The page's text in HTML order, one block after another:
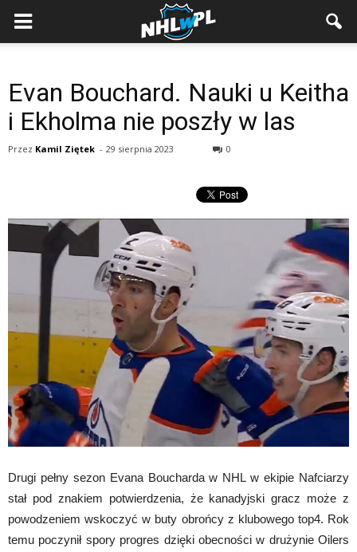
Evan Bouchard. Nauki u Keitha
i Ekholma nie poszły w las
Przez Kamil Ziętek - 29 sierpnia 2023 0
Drugi pełny sezon Evana Boucharda w NHL w ekipie Nafciarzy
stał pod znakiem potwierdzenia, że kanadyjski gracz może z
powodzeniem wskoczyć w buty obrońcy z klubowego top4. Rok
temu poczynił spory progres dzięki obecności w drużynie Oilers